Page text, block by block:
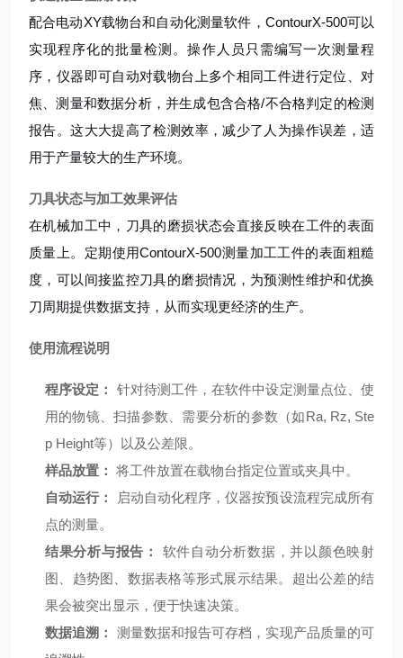
配合电动XY载物台和自动化测量软件，ContourX-500可以
实现程序化的批量检测。操作人员只需编写一次测量程
序，仪器即可自动对载物台上多个相同工件进行定位、对
焦、测量和数据分析，并生成包含合格/不合格判定的检测
报告。这大大提高了检测效率，减少了人为操作误差，适
用于产量较大的生产环境。
刀具状态与加工效果评估
在机械加工中，刀具的磨损状态会直接反映在工件的表面
质量上。定期使用ContourX-500测量加工工件的表面粗糙
度，可以间接监控刀具的磨损情况，为预测性维护和优换
刀周期提供数据支持，从而实现更经济的生产。
使用流程说明
程序设定：
针对待测工件，在软件中设定测量点位、使
用的物镜、扫描参数、需要分析的参数（如Ra, Rz, Ste
p Height等）以及公差限。
样品放置： 将工件放置在载物台指定位置或夹具中。
自动运行：
启动自动化程序，仪器按预设流程完成所有
点的测量。
结果分析与报告：
软件自动分析数据，并以颜色映射
图、趋势图、数据表格等形式展示结果。超出公差的结
果会被突出显示，便于快速决策。
数据追溯：
测量数据和报告可存档，实现产品质量的可